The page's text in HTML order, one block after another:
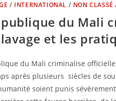
/ INTERNATIONAL / NON CLASSÉ
du Mali
et les
du Mali criminalise
après plusieurs siècles de
soient punis